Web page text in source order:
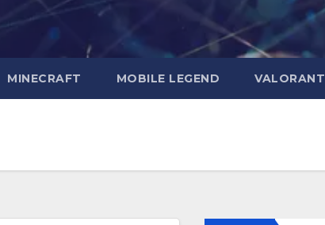
MINECRAFT MOBILE LEGEND VALORANT